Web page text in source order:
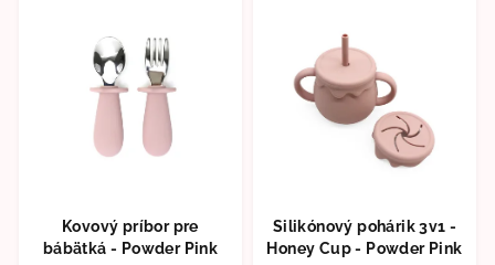
Kovový príbor pre
bábätká - Powder Pink
Silikónový pohárik 3v1 -
Honey Cup - Powder Pink